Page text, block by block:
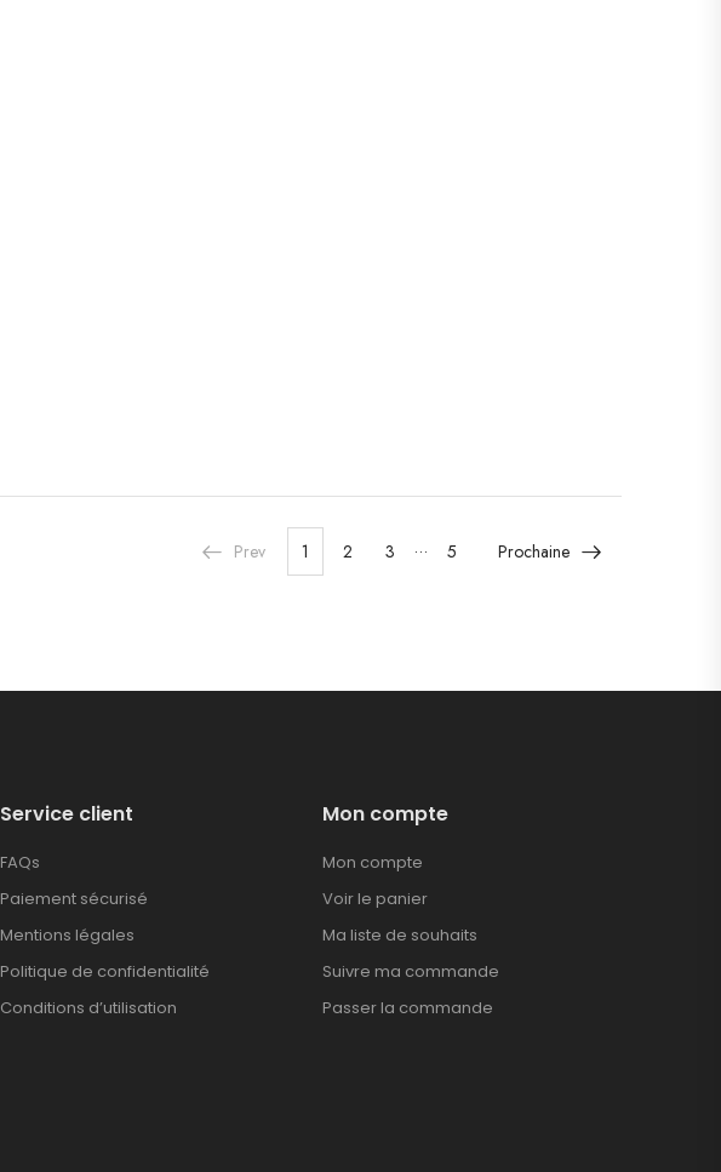
Prev 1 2 3 … 5 Prochaine
Service client
FAQs
Paiement sécurisé
Mentions légales
Politique de confidentialité
Conditions d’utilisation
Mon compte
Mon compte
Voir le panier
Ma liste de souhaits
Suivre ma commande
Passer la commande